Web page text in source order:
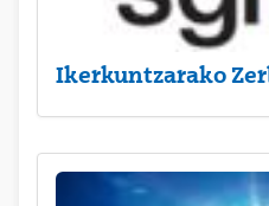
Ikerkuntzarako